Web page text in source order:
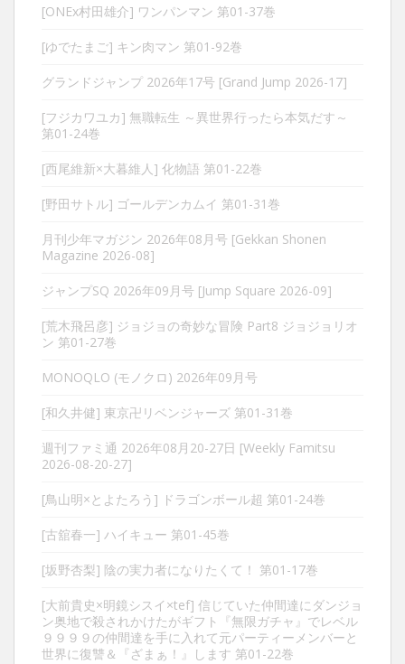
[ONEx村田雄介] ワンパンマン 第01-37巻
[ゆでたまご] キン肉マン 第01-92巻
グランドジャンプ 2026年17号 [Grand Jump 2026-17]
[フジカワユカ] 無職転生 ～異世界行ったら本気だす～
第01-24巻
[西尾維新×大暮維人] 化物語 第01-22巻
[野田サトル] ゴールデンカムイ 第01-31巻
月刊少年マガジン 2026年08月号 [Gekkan Shonen
Magazine 2026-08]
ジャンプSQ 2026年09月号 [Jump Square 2026-09]
[荒木飛呂彦] ジョジョの奇妙な冒険 Part8 ジョジョリオ
ン 第01-27巻
MONOQLO (モノクロ) 2026年09月号
[和久井健] 東京卍リベンジャーズ 第01-31巻
週刊ファミ通 2026年08月20-27日 [Weekly Famitsu
2026-08-20-27]
[鳥山明×とよたろう] ドラゴンボール超 第01-24巻
[古舘春一] ハイキュー 第01-45巻
[坂野杏梨] 陰の実力者になりたくて！ 第01-17巻
[大前貴史×明鏡シスイ×tef] 信じていた仲間達にダンジョ
ン奥地で殺されかけたがギフト『無限ガチャ』でレベル
９９９９の仲間達を手に入れて元パーティーメンバーと
世界に復讐＆『ざまぁ！』します 第01-22巻